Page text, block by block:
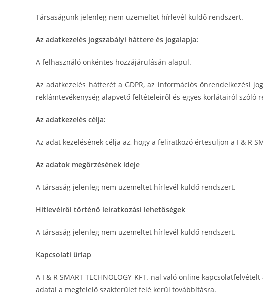
Társaságunk jelenleg nem üzemeltet hírlevél küldő rendszert.
Az adatkezelés jogszabályi háttere és jogalapja:
A felhasználó önkéntes hozzájárulásán alapul.
Az adatkezelés hátterét a GDPR, az információs önrendelkezési
reklámtevékenység alapvető feltételeiről és egyes korlátairól szóló
Az adatkezelés célja:
Az adat kezelésének célja az, hogy a feliratkozó értesüljön a I & R
Az adatok megőrzésének ideje
A társaság jelenleg nem üzemeltet hírlevél küldő rendszert.
Hitlevélről történő leiratkozási lehetőségek
A társaság jelenleg nem üzemeltet hírlevél küldő rendszert.
Kapcsolati űrlap
A I & R SMART TECHNOLOGY KFT.-nal való online
adatai a megfelelő szakterület felé kerül továbbításra.